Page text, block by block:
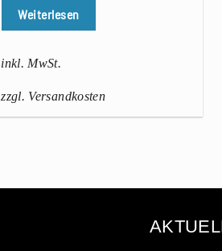
Weiterlesen
inkl. MwSt.
zzgl. Versandkosten